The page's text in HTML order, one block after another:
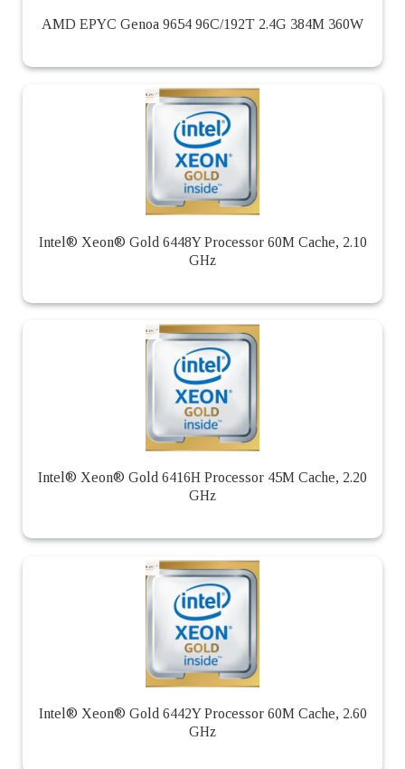
AMD EPYC Genoa 9654 96C/192T 2.4G 384M 360W
Intel® Xeon® Gold 6448Y Processor 60M Cache, 2.10
GHz
Intel® Xeon® Gold 6416H Processor 45M Cache, 2.20
GHz
Intel® Xeon® Gold 6442Y Processor 60M Cache, 2.60
GHz